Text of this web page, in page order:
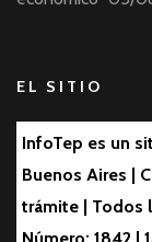
EL SITIO
InfoTep es un
Buenos Aires |
trámite | Todos